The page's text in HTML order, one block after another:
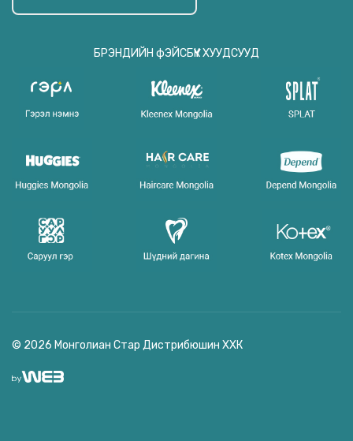
БРЭНДИЙН фЭЙСБҮҮК ХУУДСУУД
© 2026 Монголиан Стар Дистрибюшин ХХК